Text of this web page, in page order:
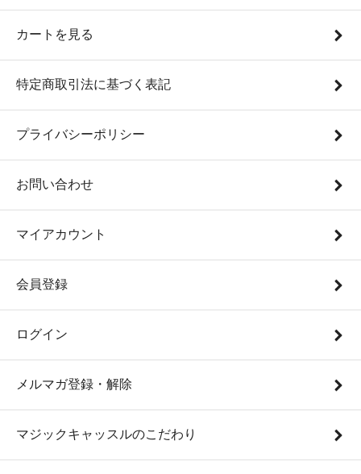
カートを見る
特定商取引法に基づく表記
プライバシーポリシー
お問い合わせ
マイアカウント
会員登録
ログイン
メルマガ登録・解除
マジックキャッスルのこだわり